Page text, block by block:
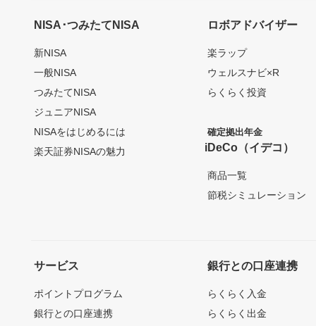
NISA･つみたてNISA
新NISA
一般NISA
つみたてNISA
ジュニアNISA
NISAをはじめるには
楽天証券NISAの魅力
ロボアドバイザー
楽ラップ
ウェルスナビ×R
らくらく投資
確定拠出年金
iDeCo（イデコ）
商品一覧
節税シミュレーション
サービス
ポイントプログラム
銀行との口座連携
銀行との口座連携
らくらく入金
らくらく出金